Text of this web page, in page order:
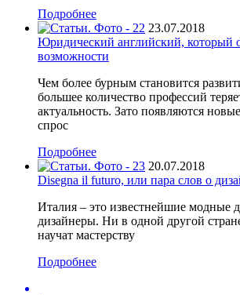
Подробнее
23.07.2018
Юридический английский, который
возможности
Чем более бурным становится
большее количество профессий
актуальность. Зато появляются
спрос
Подробнее
20.07.2018
Disegna il futuro, или пара слов о
Италия – это известнейшие модные
дизайнеры. Ни в одной другой
научат мастерству
Подробнее